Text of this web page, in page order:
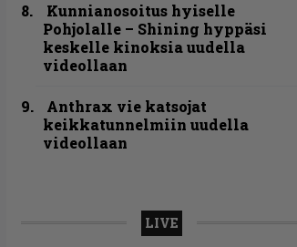
Kunnianosoitus hyiselle
Pohjolalle – Shining hyppäsi
keskelle kinoksia uudella
videollaan
Anthrax vie katsojat
keikkatunnelmiin uudella
videollaan
LIVE